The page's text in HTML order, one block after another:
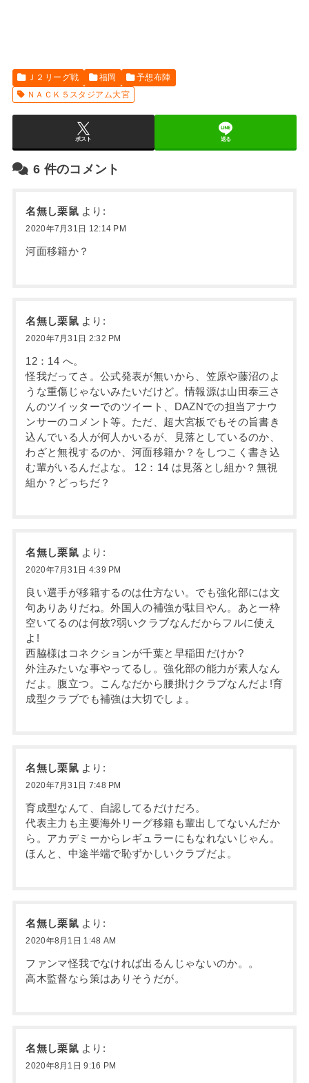
Ｊ２リーグ戦 福岡
予想布陣
ＮＡＣＫ５スタジアム大宮
ポスト 送る
6 件のコメント
名無し栗鼠 より:
2020年7月31日 12:14 PM
河面移籍か？
名無し栗鼠 より:
2020年7月31日 2:32 PM
12：14 へ。
怪我だってさ。公式発表が無いから、笠原や藤沼のよ
うな重傷じゃないみたいだけど。情報源は山田泰三さ
んのツイッターでのツイート、DAZNでの担当アナウ
ンサーのコメント等。ただ、超大宮板でもその旨書き
込んでいる人が何人かいるが、見落としているのか、
わざと無視するのか、河面移籍か？をしつこく書き込
む輩がいるんだよな。 12：14 は見落とし組か？無視
組か？どっちだ？
名無し栗鼠 より:
2020年7月31日 4:39 PM
良い選手が移籍するのは仕方ない。でも強化部には文
句ありありだね。外国人の補強が駄目やん。あと一枠
空いてるのは何故?弱いクラブなんだからフルに使え
よ!
西脇様はコネクションが千葉と早稲田だけか?
外注みたいな事やってるし。強化部の能力が素人なん
だよ。腹立つ。こんなだから腰掛けクラブなんだよ!育
成型クラブでも補強は大切でしょ。
名無し栗鼠 より:
2020年7月31日 7:48 PM
育成型なんて、自認してるだけだろ。
代表主力も主要海外リーグ移籍も輩出してないんだか
ら。アカデミーからレギュラーにもなれないじゃん。
ほんと、中途半端で恥ずかしいクラブだよ。
名無し栗鼠 より:
2020年8月1日 1:48 AM
ファンマ怪我でなければ出るんじゃないのか。。
高木監督なら策はありそうだが。
名無し栗鼠 より:
2020年8月1日 9:16 PM